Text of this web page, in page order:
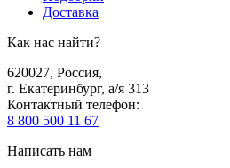
Доставка
Как нас найти?
620027, Россия,
г. Екатеринбург, а/я 313
Контактный телефон:
8 800 500 11 67
Написать нам